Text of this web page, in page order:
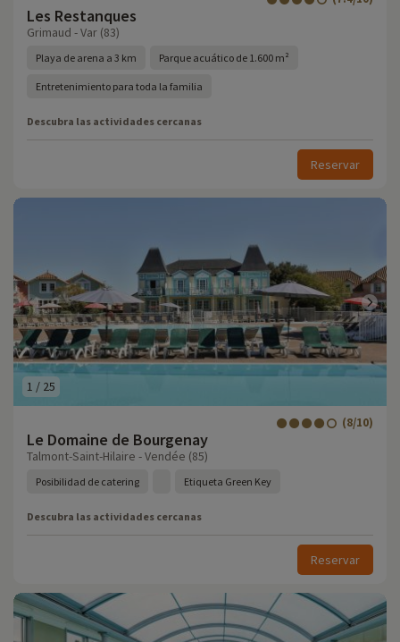
Les Restanques
Grimaud - Var (83)
Playa de arena a 3 km Parque acuático de 1.600 m²
Entretenimiento para toda la familia
Descubra las actividades cercanas
Reservar
1 / 25
Le Domaine de Bourgenay
(8/10)
Talmont-Saint-Hilaire - Vendée (85)
Posibilidad de catering Etiqueta Green Key
Descubra las actividades cercanas
Reservar